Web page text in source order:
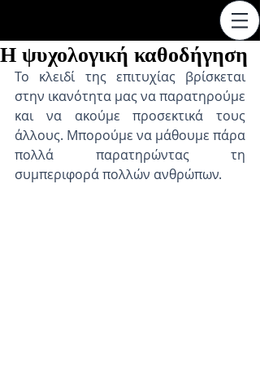
Η ψυχολογική καθοδήγηση
Το κλειδί της επιτυχίας βρίσκεται
στην ικανότητα μας να παρατηρούμε
και να ακούμε προσεκτικά τους
άλλους. Μπορούμε να μάθουμε πάρα
πολλά παρατηρώντας τη
συμπεριφορά πολλών ανθρώπων.